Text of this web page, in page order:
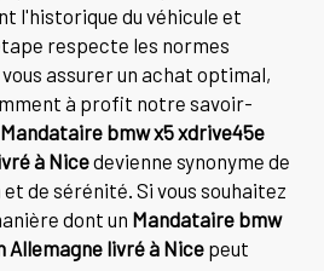
l'historique du véhicule et
respecte les normes
assurer un achat optimal,
à profit notre savoir-
Mandataire bmw x5 xdrive45e
à Nicedevienne synonyme de
de sérénité. Si vous souhaitez
dont un Mandataire bmw
Allemagne livré à Nicepeut